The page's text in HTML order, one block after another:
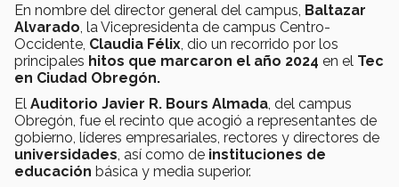
En nombre del director general del campus, Baltazar
Alvarado , la Vicepresidenta de campus Centro-
Occidente, Claudia Félix , dio un recorrido por los
principales hitos que marcaron el año 2024 en el Tec
en Ciudad Obregón.
El Auditorio Javier R. Bours Almada , del campus
Obregón, fue el recinto que acogió a representantes de
gobierno, líderes empresariales, rectores y directores de
universidades , así como de instituciones de
educación básica y media superior.